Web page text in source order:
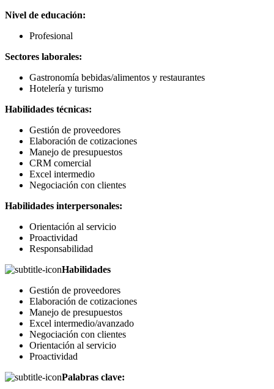
Nivel de educación:
Profesional
Sectores laborales:
Gastronomía bebidas/alimentos y restaurantes
Hotelería y turismo
Habilidades técnicas:
Gestión de proveedores
Elaboración de cotizaciones
Manejo de presupuestos
CRM comercial
Excel intermedio
Negociación con clientes
Habilidades interpersonales:
Orientación al servicio
Proactividad
Responsabilidad
Habilidades
Gestión de proveedores
Elaboración de cotizaciones
Manejo de presupuestos
Excel intermedio/avanzado
Negociación con clientes
Orientación al servicio
Proactividad
Palabras clave: